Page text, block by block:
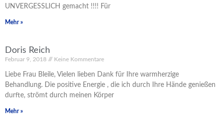
UNVERGESSLICH gemacht !!!! Für
Mehr »
Doris Reich
Februar 9, 2018 Keine Kommentare
Liebe Frau Bleile, Vielen lieben Dank für Ihre warmherzige
Behandlung. Die positive Energie , die ich durch Ihre Hände genießen
durfte, strömt durch meinen Körper
Mehr »
e
e
e